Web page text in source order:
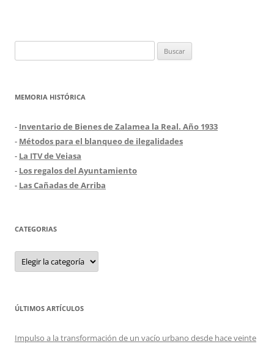
MEMORIA HISTÓRICA
- Inventario de Bienes de Zalamea la Real. Año 1933
- Métodos para el blanqueo de ilegalidades
- La ITV de Veiasa
- Los regalos del Ayuntamiento
- Las Cañadas de Arriba
CATEGORIAS
Categorias
ÚLTIMOS ARTÍCULOS
Impulso a la transformación de un vacío urbano desde hace veinte